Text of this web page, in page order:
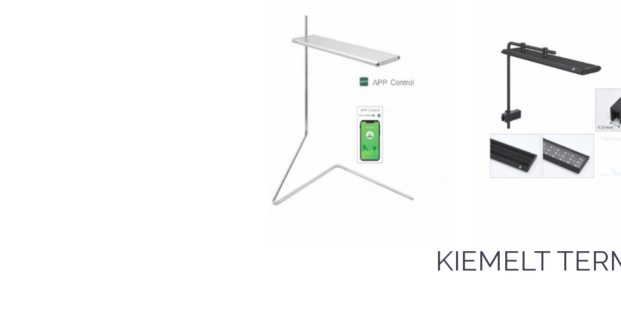
36,617 Ft
46,525 Ft
Nettó ár: 28,832 Ft
AQUA WEEK Sky CITY
J300 APP Control RGB+UV
LED világítás
Nettó ár: 27,031 Ft
Aqua Week M-series
D1-PRO APP
RGB+UV LED
45cm-ig
KOSÁRBA
KIEMELT14,990